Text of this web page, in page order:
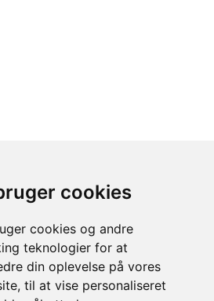
cookies
cookies og andre
teknologier for at
din oplevelse på vores
til at vise personaliseret